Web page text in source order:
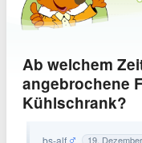
Ab welchem
angebrochene
Kühlschrank?
bs-alf 19.